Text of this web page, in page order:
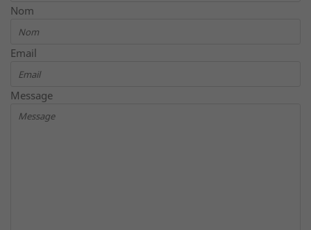
Nom
Email
Message